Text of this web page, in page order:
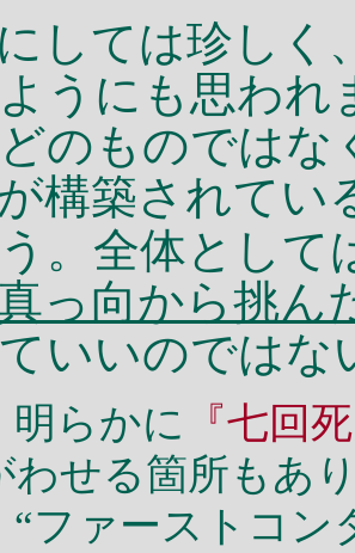
しては珍しく
うにも思われ
のものではな
構築されてい
。全体として
っ向から挑ん
いいのではな
らかに
『七回
わせる箇所もあ
ファーストコン